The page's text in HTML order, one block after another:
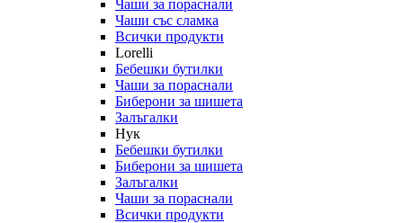
Чаши за пораснали
Чаши със сламка
Всички продукти
Lorelli
Бебешки бутилки
Чаши за пораснали
Биберони за шишета
Залъгалки
Нук
Бебешки бутилки
Биберони за шишета
Залъгалки
Чаши за пораснали
Всички продукти